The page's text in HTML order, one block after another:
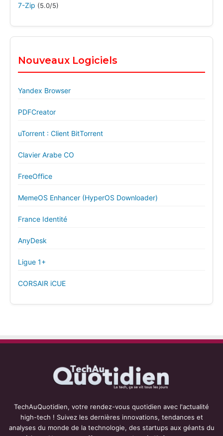
7-Zip (5.0/5)
Nouveaux Logiciels
Yandex Browser
PDFCreator
uTorrent : Client BitTorrent
Clavier Arabe CO
FreeOffice
MemeOS Enhancer (HyperOS Downloader)
France Identité
AnyDesk
Ligue 1+
CORSAIR iCUE
TechAuQuotidien, votre rendez-vous quotidien avec l'actualité
high-tech ! Suivez les dernières innovations, tendances et
analyses du monde de la technologie, des startups aux géants du